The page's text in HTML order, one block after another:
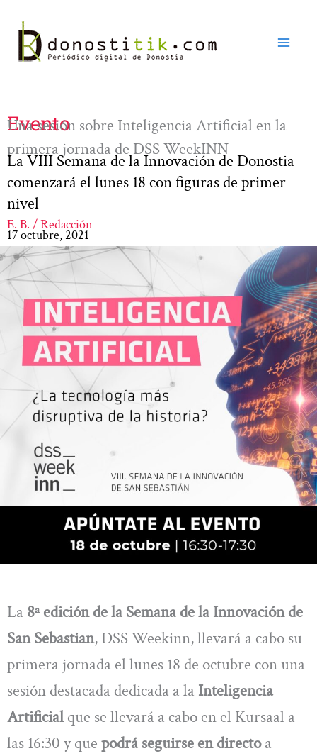
contenido
Evento
Una sesión sobre Inteligencia Artificial en la
primera jornada de DSS WeekINN
La VIII Semana de la Innovación de Donostia
comenzará el lunes 18 con figuras de primer
nivel
E. B. / Redacción
17 octubre, 2021
La 8ª edición de la Semana de la Innovación de
San Sebastian, DSS Weekinn, llevará a cabo su
primera jornada el lunes 18 de octubre con una
sesión destacada dedicada a la Inteligencia
Artificial que se llevará a cabo en el Kursaal a
las 16:30 y que podrá seguirse en directoa